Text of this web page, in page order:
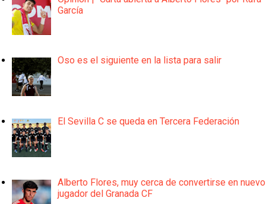
García
Oso es el siguiente en la lista para salir
El Sevilla C se queda en Tercera Federación
Alberto Flores, muy cerca de convertirse en nuevo
jugador del Granada CF